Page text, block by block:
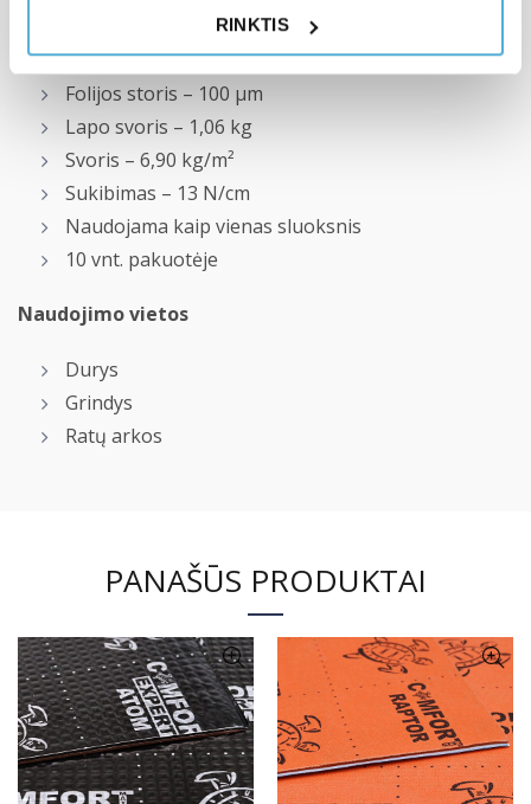
RINKTIS
Lapo dydis – 480 × 320 mm
Folijos storis – 100 μm
Lapo svoris – 1,06 kg
Svoris – 6,90 kg/m²
Sukibimas – 13 N/cm
Naudojama kaip vienas sluoksnis
10 vnt. pakuotėje
Naudojimo vietos
Durys
Grindys
Ratų arkos
PANAŠŪS PRODUKTAI